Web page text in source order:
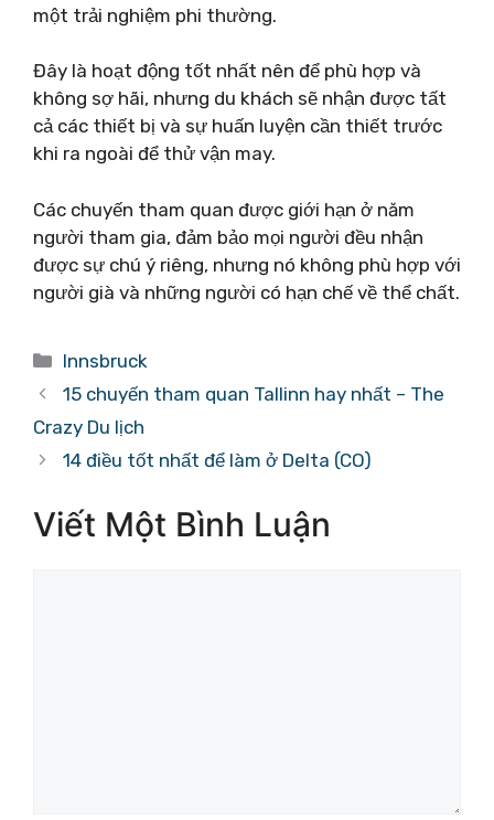
một trải nghiệm phi thường.
Đây là hoạt động tốt nhất nên để phù hợp và
không sợ hãi, nhưng du khách sẽ nhận được tất
cả các thiết bị và sự huấn luyện cần thiết trước
khi ra ngoài để thử vận ​​​​may.
Các chuyến tham quan được giới hạn ở năm
người tham gia, đảm bảo mọi người đều nhận
được sự chú ý riêng, nhưng nó không phù hợp với
người già và những người có hạn chế về thể chất.
Danh
mục
Innsbruck
15 chuyến tham quan Tallinn hay nhất – The
Crazy Du lịch
14 điều tốt nhất để làm ở Delta (CO)
Viết Một Bình Luận